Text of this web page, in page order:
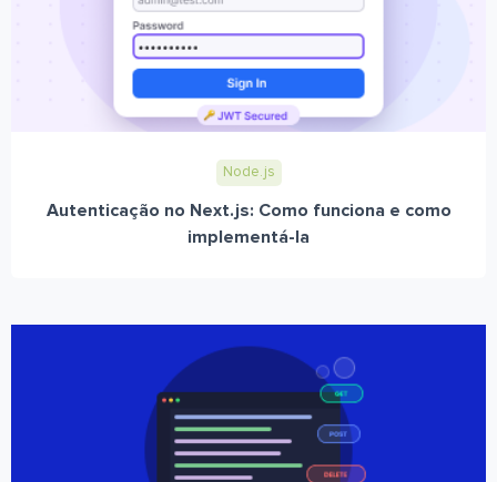
Node.js
Autenticação no Next.js: Como funciona e como
implementá-la